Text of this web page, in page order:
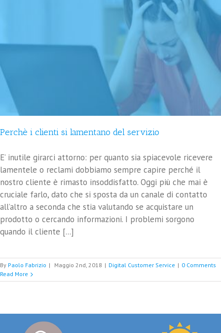
Perchè i clienti si lamentano del servizio
E’ inutile girarci attorno: per quanto sia spiacevole ricevere
lamentele o reclami dobbiamo sempre capire perché il
nostro cliente è rimasto insoddisfatto. Oggi più che mai è
cruciale farlo, dato che si sposta da un canale di contatto
all’altro a seconda che stia valutando se acquistare un
prodotto o cercando informazioni. I problemi sorgono
quando il cliente [...]
By Paolo Fabrizio | Maggio 2nd, 2018 | Digital Customer Service | 0 Comments
Read More